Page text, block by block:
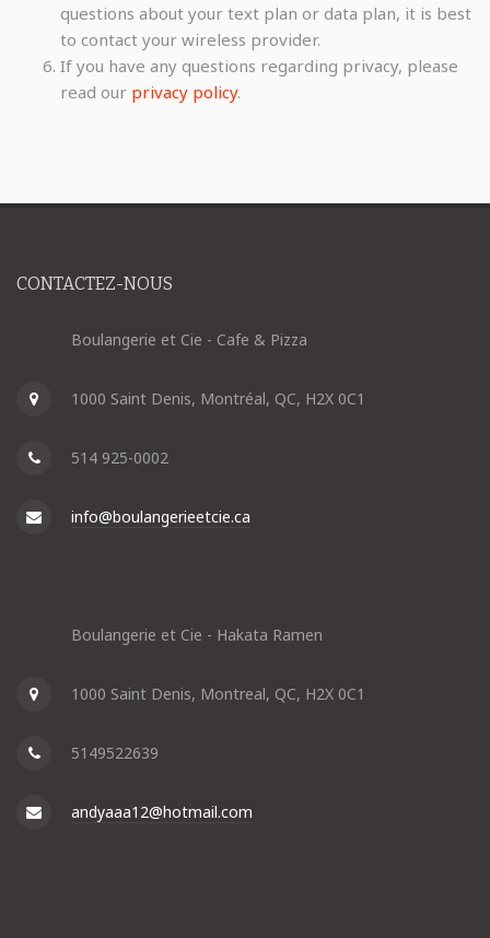
questions about your text plan or data plan, it is best
to contact your wireless provider.
If you have any questions regarding privacy, please
read our privacy policy.
CONTACTEZ-NOUS
Boulangerie et Cie - Cafe & Pizza
1000 Saint Denis, Montréal, QC, H2X 0C1
514 925-0002
info@boulangerieetcie.ca
Boulangerie et Cie - Hakata Ramen
1000 Saint Denis, Montreal, QC, H2X 0C1
5149522639
andyaaa12@hotmail.com